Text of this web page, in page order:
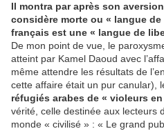
Il montra par après son
considère morte ou « langue
français est une « langue de
De mon point de vue, le
atteint par Kamel Daoud avec
même attendre les résultats de
cette affaire était un pur canular),
réfugiés arabes de « violeurs
vérité, celle destinée aux lecteurs
monde « civilisé » : « Le grand